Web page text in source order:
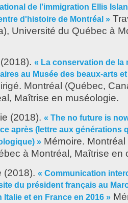
de l'immigration Ellis
d'histoire de Montréal »
Université du Québec à
(2018). « La conservation de la
au Musée des beaux-arts
Montréal (Québec,
Maîtrise en muséologie.
(2018). « The no future is
après (lettre aux générations
» Mémoire.
à Montréal, Maîtrise en
(2018). « Communication
du président français au
et en France en 2016 »